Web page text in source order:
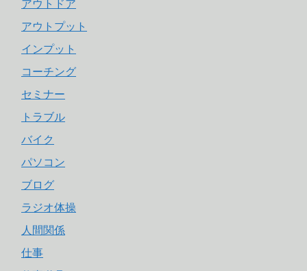
アウトドア
アウトプット
インプット
コーチング
セミナー
トラブル
バイク
パソコン
ブログ
ラジオ体操
人間関係
仕事